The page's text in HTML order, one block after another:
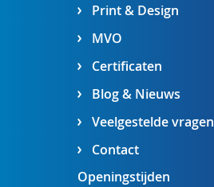
Print & Design
MVO
Certificaten
Blog & Nieuws
Veelgestelde vragen
Contact
Openingstijden